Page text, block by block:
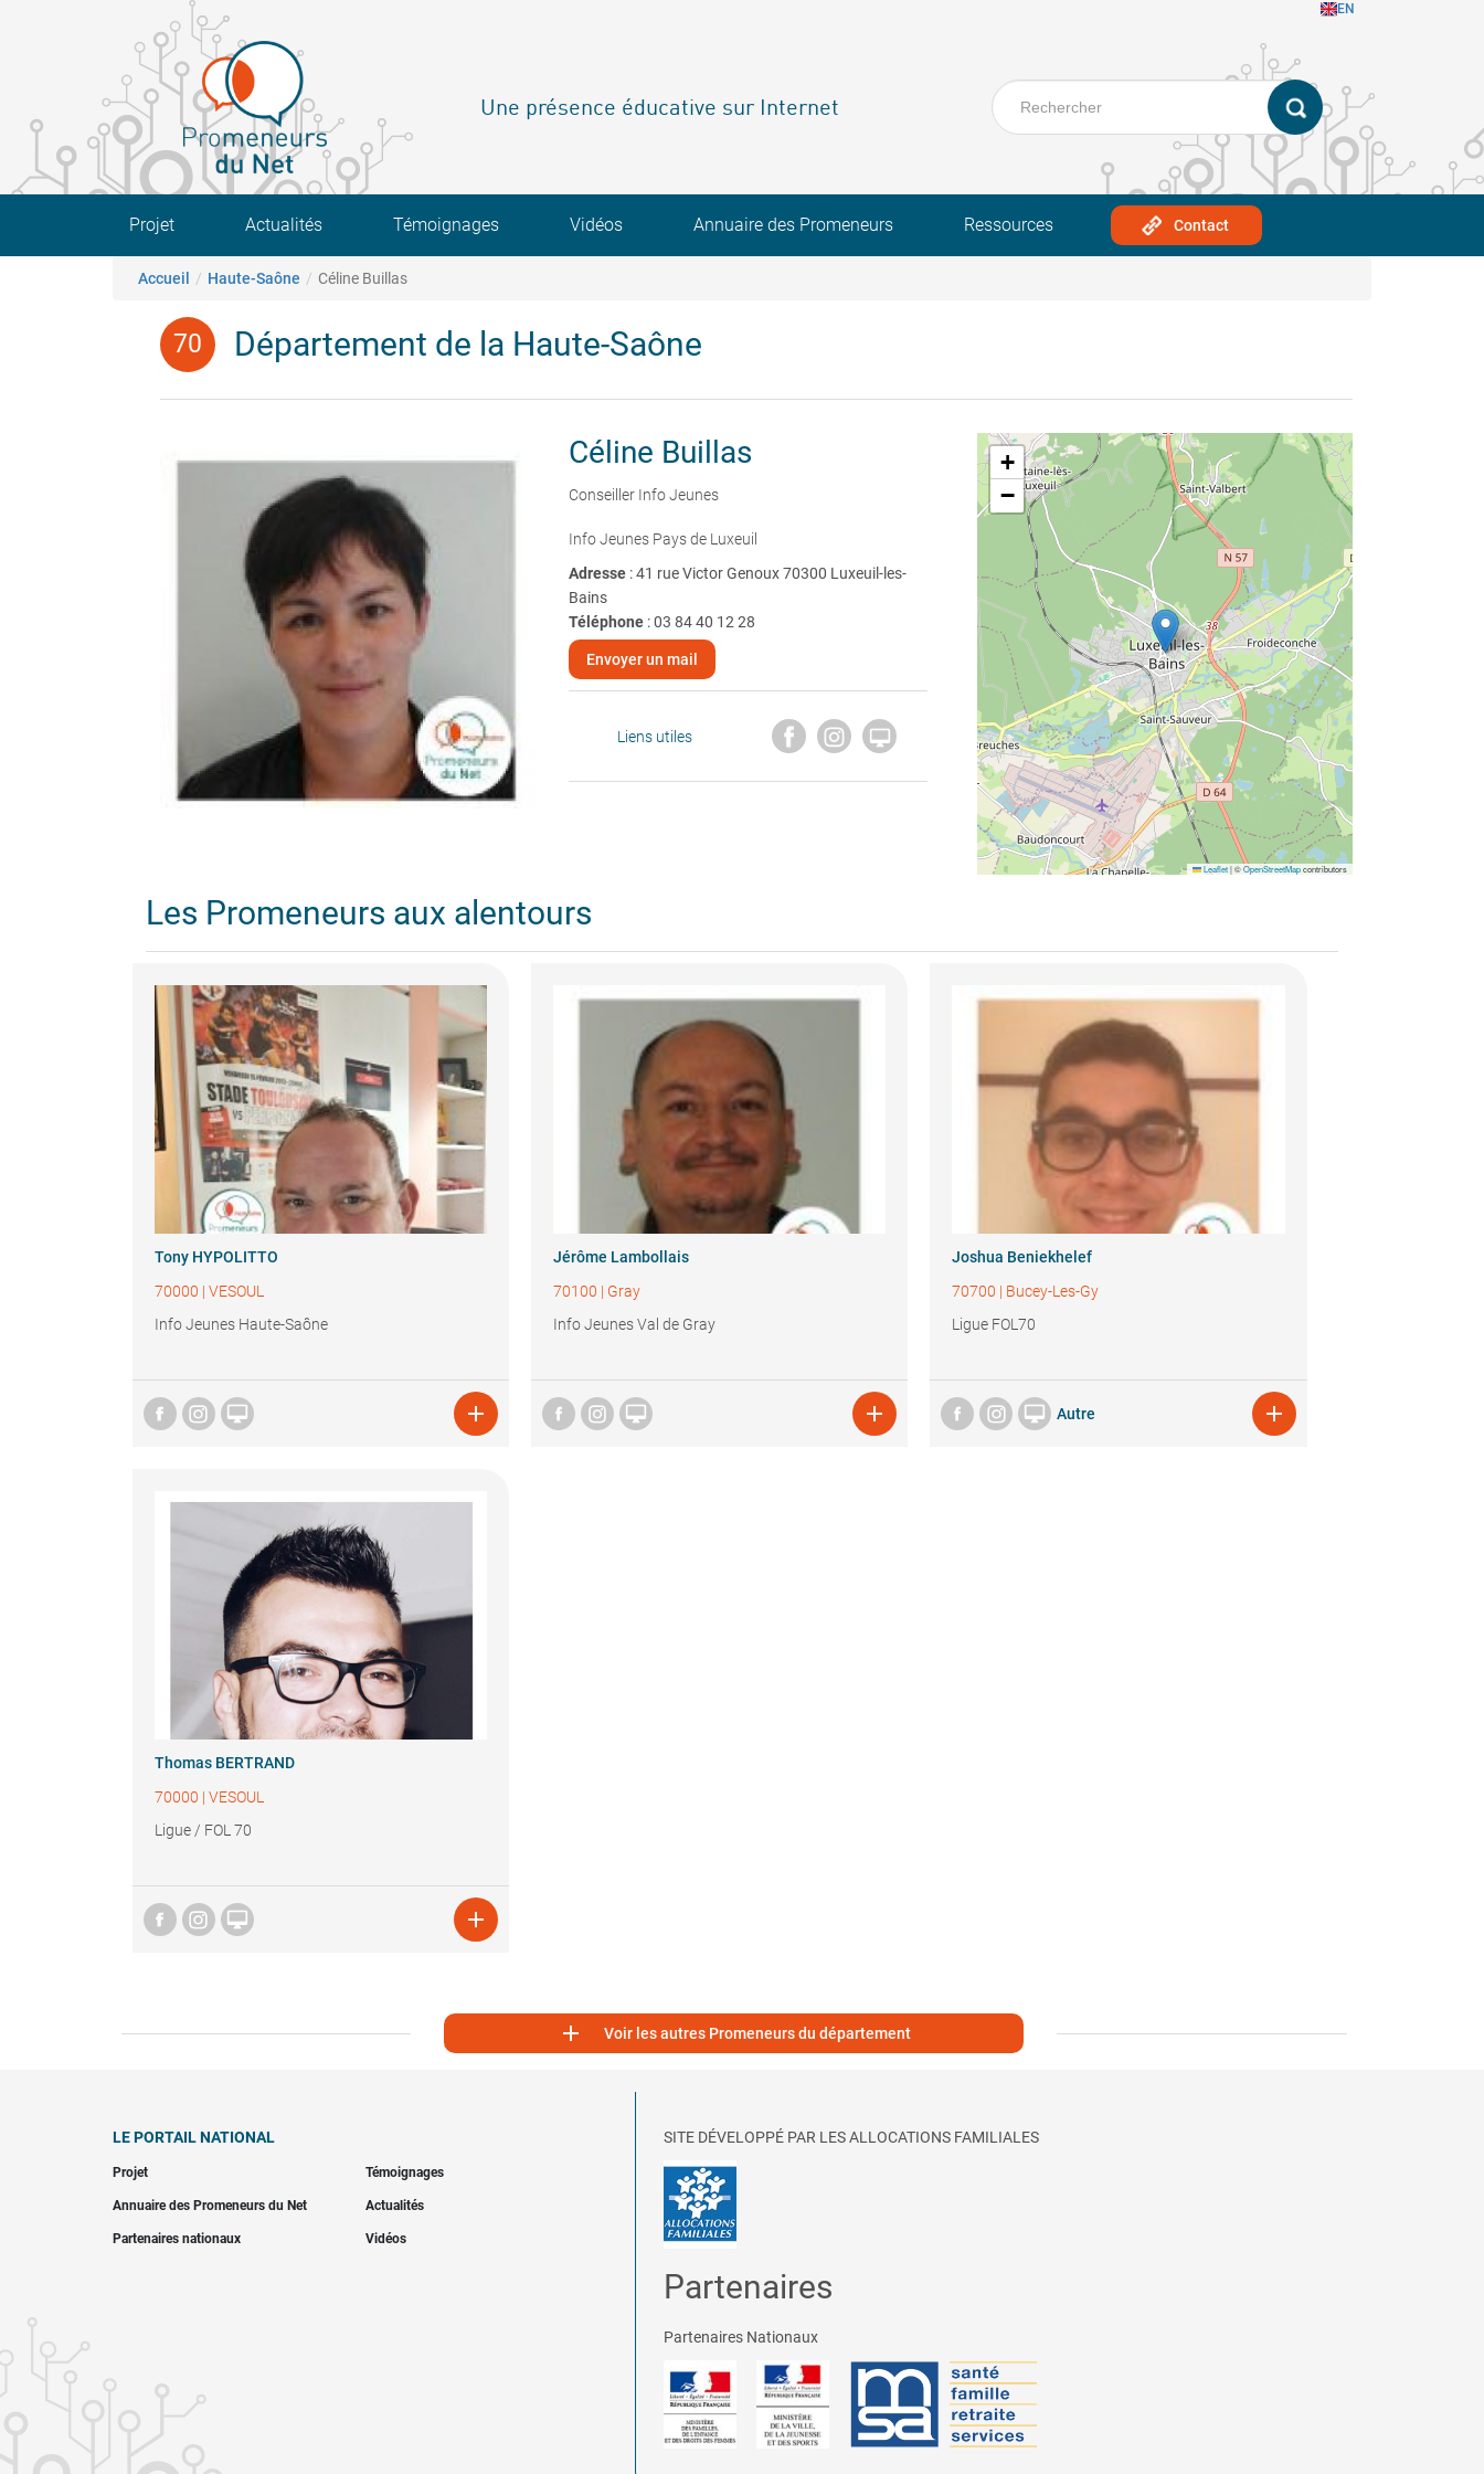
EN
Une présence éducative sur Internet
Main navigation
Projet Actualités Témoignages Vidéos Annuaire des Promeneurs Ressources Contact
Fil d'Ariane
Accueil Haute-Saône Céline Buillas
Département de la Haute-Saône
Céline Buillas
Conseiller Info Jeunes
Info Jeunes Pays de Luxeuil
Adresse : 41 rue Victor Genoux 70300 Luxeuil-les-
Bains
Téléphone:03 84 40 12 28
Envoyer un mail
Liens utiles 
+
−
Leaflet |©OpenStreetMapcontributors
Les Promeneurs aux alentours
Tony HYPOLITTO
70000 | VESOUL
Info Jeunes Haute-Saône
 
Jérôme Lambollais
70100 | Gray
Info Jeunes Val de Gray
 
Joshua Beniekhelef
70700 | Bucey-Les-Gy
Ligue FOL70
 Autre 
Thomas BERTRAND
70000 | VESOUL
Ligue / FOL 70
 
 Voir les autres Promeneurs du département
LE PORTAIL NATIONAL
Projet Témoignages
Annuaire des Promeneurs du Net Actualités
Partenaires nationaux Vidéos
SITE DÉVELOPPÉ PAR LES ALLOCATIONS FAMILIALES
Partenaires
Partenaires Nationaux